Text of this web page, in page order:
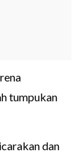
tumpukan
dan